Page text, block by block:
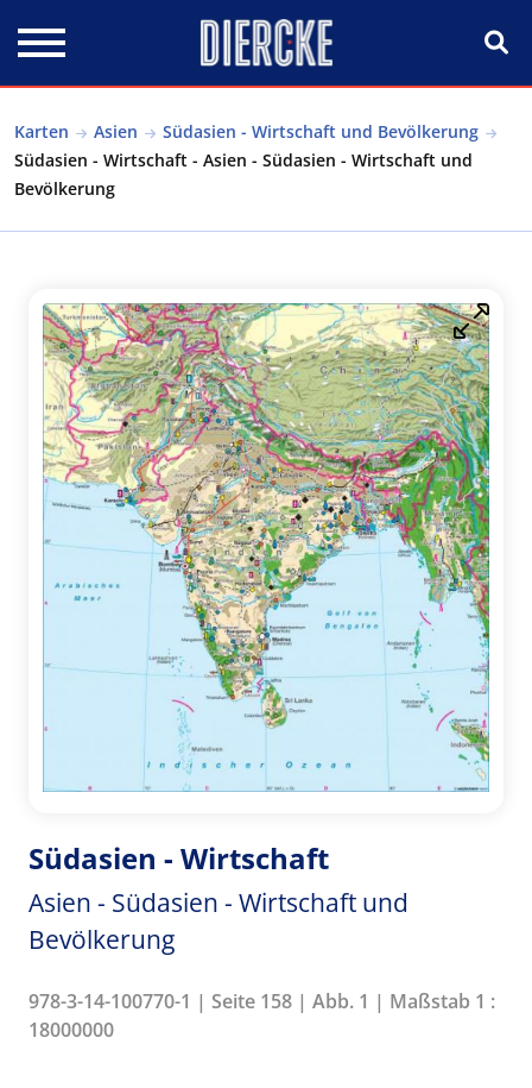
Karten Asien
Südasien - Wirtschaft und Bevölkerung
Südasien - Wirtschaft - Asien - Südasien - Wirtschaft und
Bevölkerung
Südasien - Wirtschaft
Asien - Südasien - Wirtschaft und
Bevölkerung
978-3-14-100770-1 | Seite 158 | Abb. 1 | Maßstab 1 :
18000000